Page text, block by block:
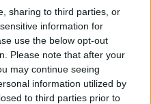
sharing to third parties, or
information for
use the below opt-out
Please note that after your
may continue seeing
information utilized by
to third parties prior to